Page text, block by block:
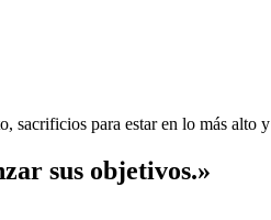
sacrificios para estar en lo más alto
sus objetivos.»